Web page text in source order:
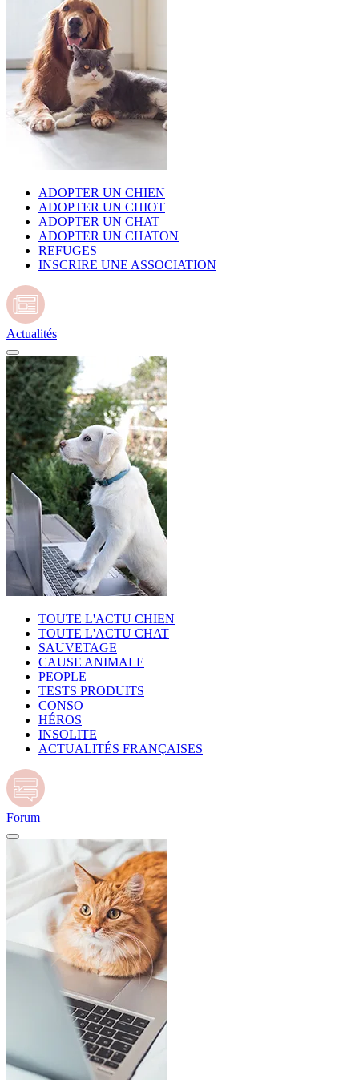
ADOPTER UN CHIEN
ADOPTER UN CHIOT
ADOPTER UN CHAT
ADOPTER UN CHATON
REFUGES
INSCRIRE UNE ASSOCIATION
Actualités
TOUTE L'ACTU CHIEN
TOUTE L'ACTU CHAT
SAUVETAGE
CAUSE ANIMALE
PEOPLE
TESTS PRODUITS
CONSO
HÉROS
INSOLITE
ACTUALITÉS FRANÇAISES
Forum